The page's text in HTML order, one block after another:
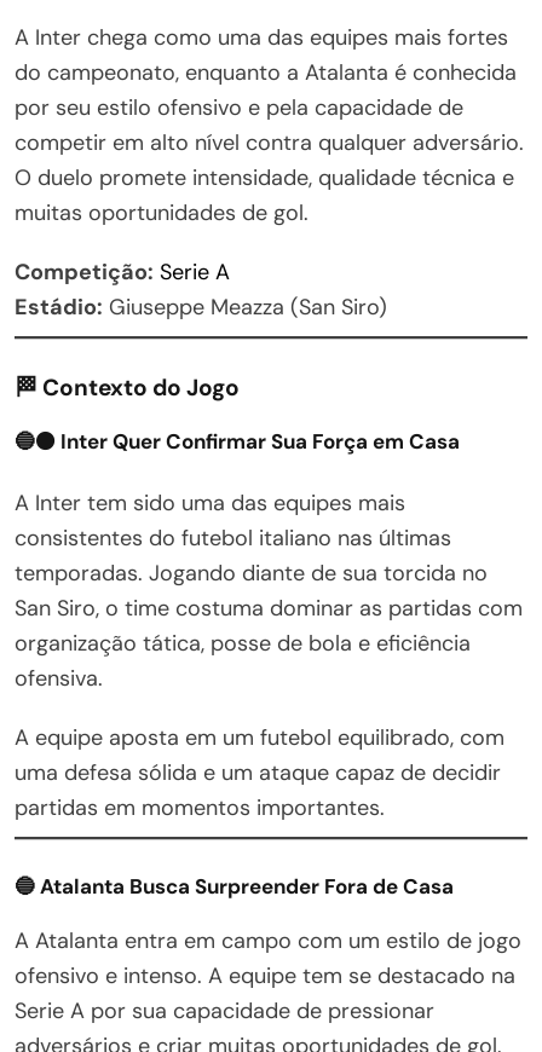
A Inter chega como uma das equipes mais fortes
do campeonato, enquanto a Atalanta é conhecida
por seu estilo ofensivo e pela capacidade de
competir em alto nível contra qualquer adversário.
O duelo promete intensidade, qualidade técnica e
muitas oportunidades de gol.
Competição: Serie A
Estádio: Giuseppe Meazza (San Siro)
🏁 Contexto do Jogo
🔵⚫ Inter Quer Confirmar Sua Força em Casa
A Inter tem sido uma das equipes mais
consistentes do futebol italiano nas últimas
temporadas. Jogando diante de sua torcida no
San Siro, o time costuma dominar as partidas com
organização tática, posse de bola e eficiência
ofensiva.
A equipe aposta em um futebol equilibrado, com
uma defesa sólida e um ataque capaz de decidir
partidas em momentos importantes.
🔵 Atalanta Busca Surpreender Fora de Casa
A Atalanta entra em campo com um estilo de jogo
ofensivo e intenso. A equipe tem se destacado na
Serie A por sua capacidade de pressionar
adversários e criar muitas oportunidades de gol.